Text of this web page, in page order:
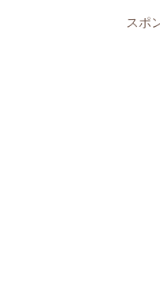
スポ